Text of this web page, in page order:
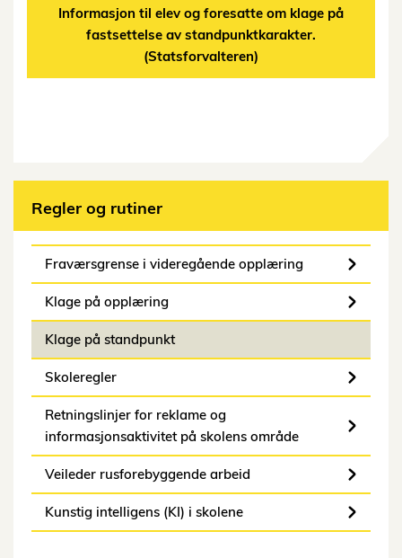
Informasjon til elev og foresatte om klage på
fastsettelse av standpunktkarakter.
(Statsforvalteren)
Regler og rutiner
Fraværsgrense i videregående opplæring
Klage på opplæring
Klage på standpunkt
Skoleregler
Retningslinjer for reklame og
informasjonsaktivitet på skolens område
Veileder rusforebyggende arbeid
Kunstig intelligens (KI) i skolene